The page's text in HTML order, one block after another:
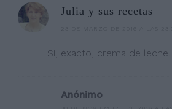
Julia y sus recetas
Si, exacto, crema de leche.
Anónimo